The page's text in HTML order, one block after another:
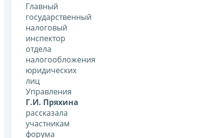
Главный
государственный
налоговый
инспектор
отдела
налогообложения
юридических
лиц
Управления
Г.И. Пряхина
рассказала
участникам
форума